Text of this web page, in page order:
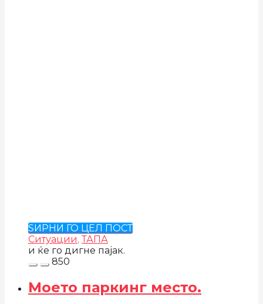
ЅИРНИ ГО ЦЕЛ ПОСТ
Ситуации, ТАПА
и ќе го дигне пајак.
850
Моето паркинг место.